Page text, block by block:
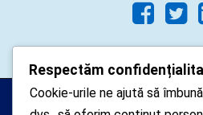
Arhipelago
Respectăm
Cookie-urile ne ajută să